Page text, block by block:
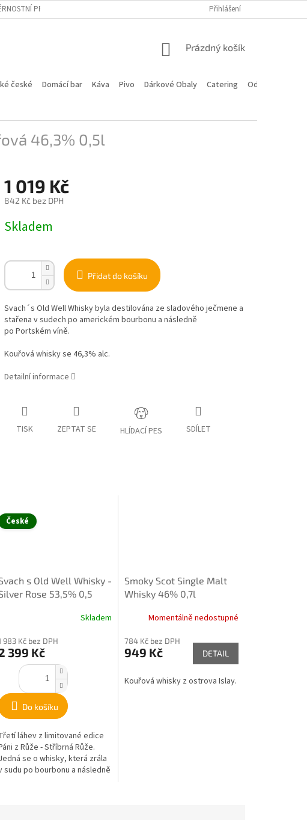
PROGRAM HODNOCENÍ OBCHODU
Přihlášení
NÁKUPNÍ
Prázdný košík
české Domácí bar Káva Pivo Dárkové Obaly Catering
Odstoupení od
46,3% 0,5l
1 019 Kč
842 Kč bez DPH
cena:
Skladem
Přidat do košíku
Svach´s Old Well Whisky byla destilována ze sladového ječmene a
stařena v sudech po americkém bourbonu a následně
po Portském víně.
Kouřová whisky se 46,3% alc.
Detailní informace
TISK ZEPTAT SE HLÍDACÍ PES SDÍLET
České
s Old Well Whisky -
Rose 53,5% 0,5
Skladem
983 Kč bez DPH
399 Kč
Do košíku
láhev z limitované edice
z Růže - Stříbrná Růže.
se o whisky, která zrála
sudu po bourbonu a následně
Smoky Scot Single Malt
Whisky 46% 0,7l
Momentálně nedostupné
784 Kč bez DPH
949 Kč DETAIL
Kouřová whisky z ostrova Islay.